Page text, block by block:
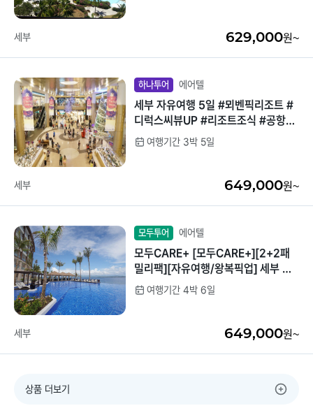
세부 629,000원~
하나투어 에어텔
세부 자유여행 5일 #뫼벤픽리조트 #
디럭스씨뷰UP #리조트조식 #공항픽
업 #여행자보험 #아쿠아웰컴BAG&
쿠폰북제공 #선택관광사전예약할인
여행기간 3박 5일
세부 649,000원~
모두투어 에어텔
모두CARE+ [모두CARE+][2+2패
밀리팩][자유여행/왕복픽업] 세부 두
짓타니 디럭스가든 4박6일
여행기간 4박 6일
세부 649,000원~
상품 더보기